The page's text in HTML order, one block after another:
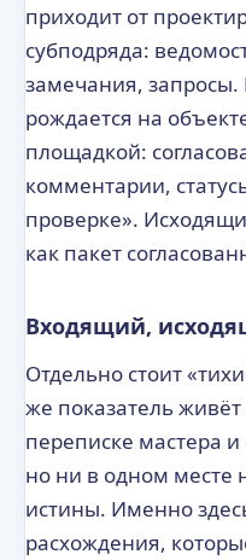
приходит от
субподряда:
замечания,
рождается на
площадкой:
комментарии,
проверке».
как пакет
Входящий,
Отдельно стоит
же показатель
переписке мастера
но ни в одном месте
истины. Именно
расхождения,